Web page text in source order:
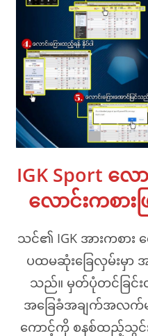
IGK Sport လေ
လောင်းကစား
သင်၏ IGK အားကစား
ပထမဆုံးခြေလှမ်းမှာ
သည်။ မှတ်ပုံတင်ခြင်း
အခြေခံအချက်အလက်
ကောင့်ကို စနစ်ထည့်သွင်